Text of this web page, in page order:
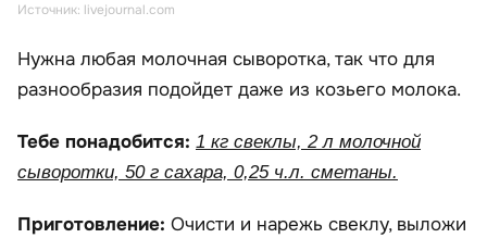
Источник: livejournal.com
Нужна любая молочная сыворотка, так что для
разнообразия подойдет даже из козьего молока.
Тебе понадобится: 1 кг свеклы, 2 л молочной
сыворотки, 50 г сахара, 0,25 ч.л. сметаны.
Приготовление: Очисти и нарежь свеклу, выложи